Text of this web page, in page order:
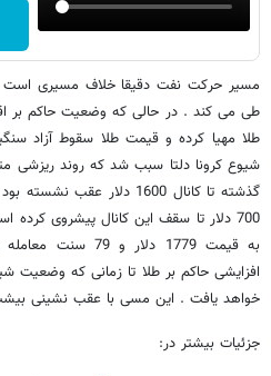
مسیر حرکت نفت دقیقا خلاف مسیری است
طی می کند . در حالی که وضعیت حاکم بر
طلا مهیا کرده و قیمت طلا سقوط آزاد
شیوع کرونا دلتا سبب شد که روند ریزشی
گذشته تا کانال 1600 دلار
700 دلار تا سقف این کانال پیشروی
به قیمت 1779
افزایشی حاکم بر طلا تا زمانی که وضعیت
خواهد یافت . این مسی با عقب نشینی
جزئیات بیشتر در: